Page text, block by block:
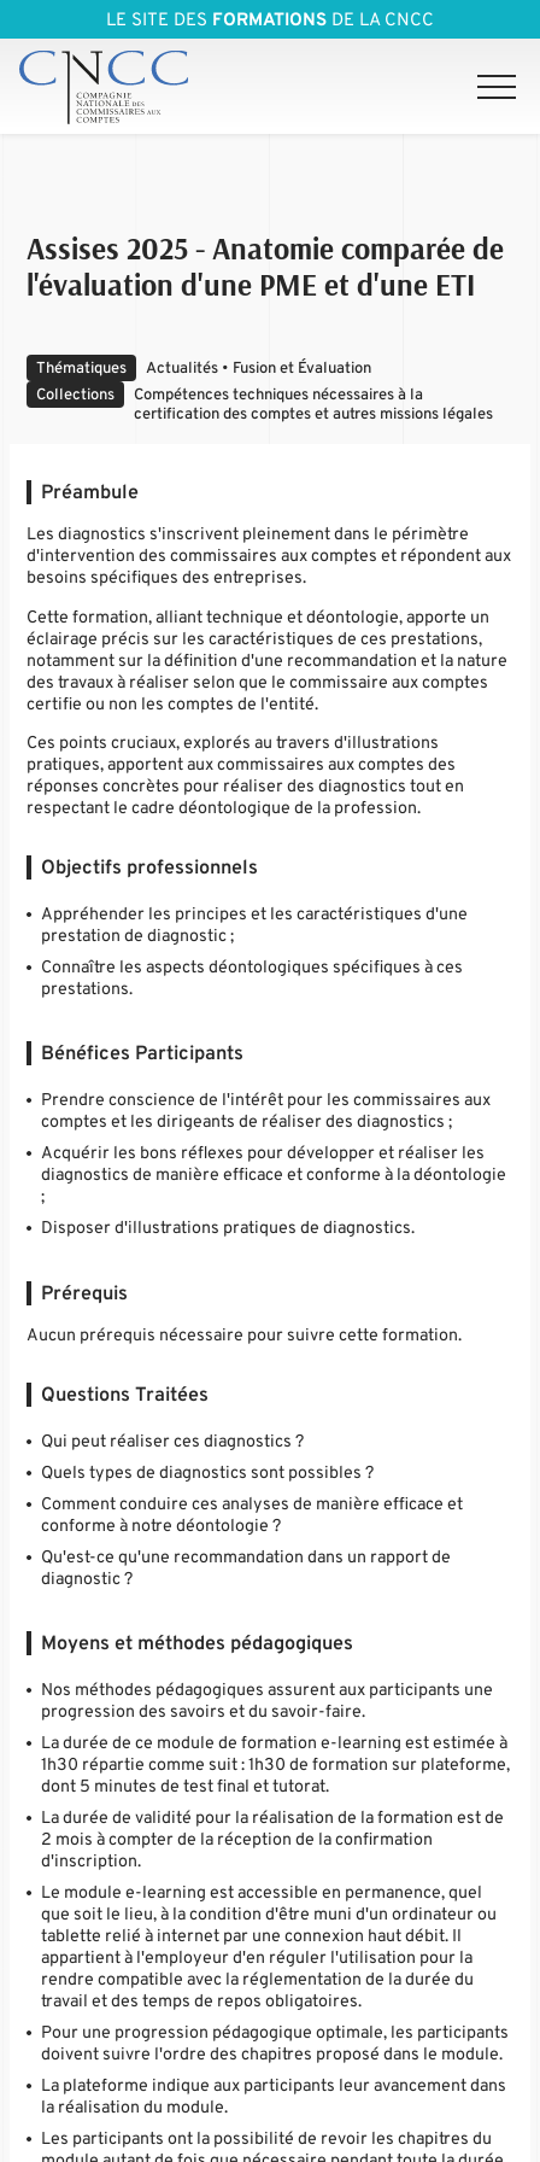
LE SITE DES FORMATIONS DE LA CNCC
Assises 2025 - Anatomie comparée de
l'évaluation d'une PME et d'une ETI
Thématiques
Actualités • Fusion et Évaluation
Collections
Compétences techniques nécessaires à la
certification des comptes et autres missions légales
Préambule
Les diagnostics s'inscrivent pleinement dans le périmètre
d'intervention des commissaires aux comptes et répondent aux
besoins spécifiques des entreprises.
Cette formation, alliant technique et déontologie, apporte un
éclairage précis sur les caractéristiques de ces prestations,
notamment sur la définition d'une recommandation et la nature
des travaux à réaliser selon que le commissaire aux comptes
certifie ou non les comptes de l'entité.
Ces points cruciaux, explorés au travers d'illustrations
pratiques, apportent aux commissaires aux comptes des
réponses concrètes pour réaliser des diagnostics tout en
respectant le cadre déontologique de la profession.
Objectifs professionnels
Appréhender les principes et les caractéristiques d'une
prestation de diagnostic ;
Connaître les aspects déontologiques spécifiques à ces
prestations.
Bénéfices Participants
Prendre conscience de l'intérêt pour les commissaires aux
comptes et les dirigeants de réaliser des diagnostics ;
Acquérir les bons réflexes pour développer et réaliser les
diagnostics de manière efficace et conforme à la déontologie
;
Disposer d'illustrations pratiques de diagnostics.
Prérequis
Aucun prérequis nécessaire pour suivre cette formation.
Questions Traitées
Qui peut réaliser ces diagnostics ?
Quels types de diagnostics sont possibles ?
Comment conduire ces analyses de manière efficace et
conforme à notre déontologie ?
Qu'est-ce qu'une recommandation dans un rapport de
diagnostic ?
Moyens et méthodes pédagogiques
Nos méthodes pédagogiques assurent aux participants une
progression des savoirs et du savoir-faire.
La durée de ce module de formation e-learning est estimée à
1h30 répartie comme suit : 1h30 de formation sur plateforme,
dont 5 minutes de test final et tutorat.
La durée de validité pour la réalisation de la formation est de
2 mois à compter de la réception de la confirmation
d'inscription.
Le module e-learning est accessible en permanence, quel
que soit le lieu, à la condition d'être muni d'un ordinateur ou
tablette relié à internet par une connexion haut débit. Il
appartient à l'employeur d'en réguler l'utilisation pour la
rendre compatible avec la réglementation de la durée du
travail et des temps de repos obligatoires.
Pour une progression pédagogique optimale, les participants
doivent suivre l'ordre des chapitres proposé dans le module.
La plateforme indique aux participants leur avancement dans
la réalisation du module.
Les participants ont la possibilité de revoir les chapitres du